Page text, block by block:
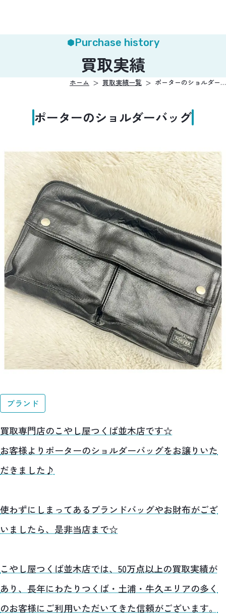
Purchase history
買取実績
ホーム 買取実績一覧 ポーターのショルダー…
ポーターのショルダーバッグ
ブランド
買取専門店のこやし屋つくば並木店です☆
お客様よりポーターのショルダーバッグをお譲りいた
だきました♪
使わずにしまってあるブランドバッグやお財布がござ
いましたら、是非当店まで☆
こやし屋つくば並木店では、50万点以上の買取実績が
あり、長年にわたりつくば・土浦・牛久エリアの多く
のお客様にご利用いただいてきた信頼がございます。